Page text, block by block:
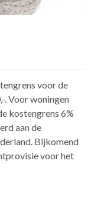
voor de
. Voor woningen
kostengrens 6%
aan de
Bijkomend
voor het